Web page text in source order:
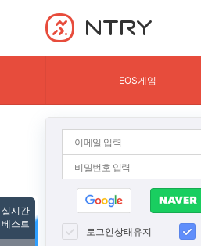
NTRY
EOS게임
로그인상태유지
실시간
베스트